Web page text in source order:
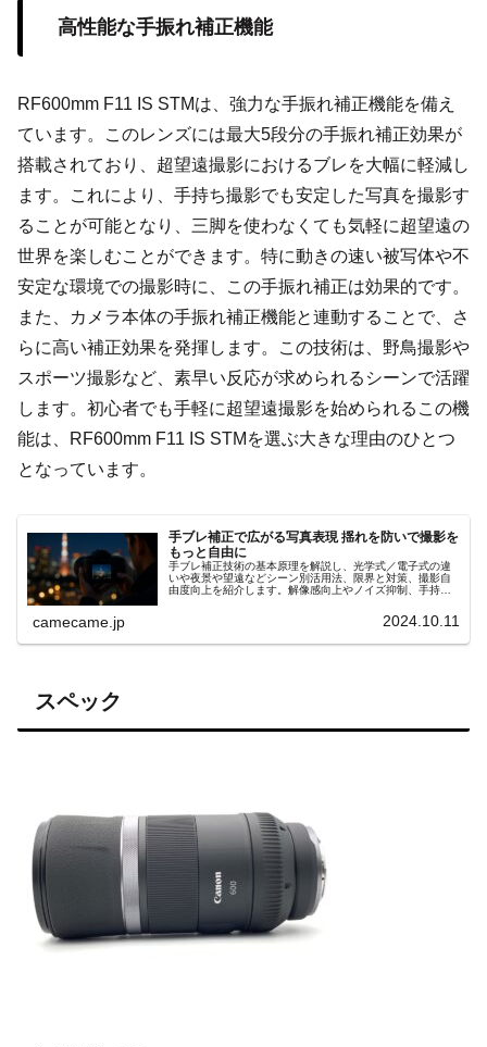
高性能な手振れ補正機能
RF600mm F11 IS STMは、強力な手振れ補正機能を備え
ています。このレンズには最大5段分の手振れ補正効果が
搭載されており、超望遠撮影におけるブレを大幅に軽減し
ます。これにより、手持ち撮影でも安定した写真を撮影す
ることが可能となり、三脚を使わなくても気軽に超望遠の
世界を楽しむことができます。特に動きの速い被写体や不
安定な環境での撮影時に、この手振れ補正は効果的です。
また、カメラ本体の手振れ補正機能と連動することで、さ
らに高い補正効果を発揮します。この技術は、野鳥撮影や
スポーツ撮影など、素早い反応が求められるシーンで活躍
します。初心者でも手軽に超望遠撮影を始められるこの機
能は、RF600mm F11 IS STMを選ぶ大きな理由のひとつ
となっています。
手ブレ補正で広がる写真表現 揺れを防いで撮影を
もっと自由に
手ブレ補正技術の基本原理を解説し、光学式／電子式の違
いや夜景や望遠などシーン別活用法、限界と対策、撮影自
由度向上を紹介します。解像感向上やノイズ抑制、手持ち
camecame.jp 2024.10.11
スペック